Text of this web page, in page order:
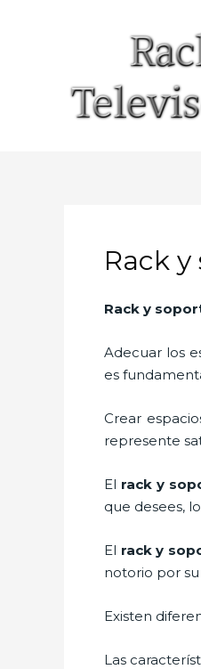
Rack
Rack y
Adecuar los
es
Crear
represente
El rack y
que desees,
El rack y
notorio por
Existen
Las